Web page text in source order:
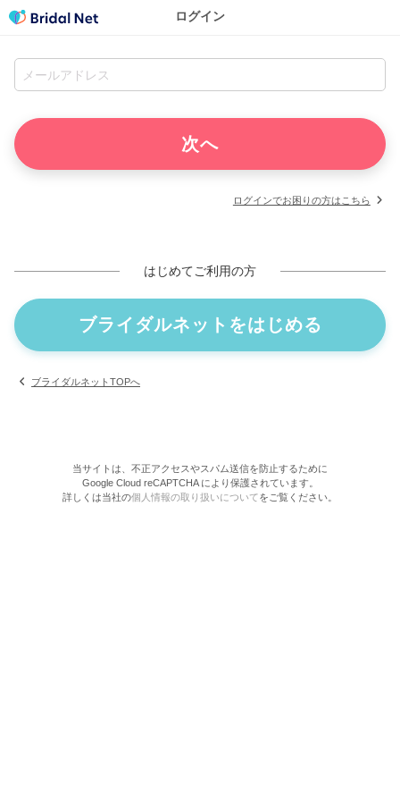
ログイン
ログインでお困りの方はこちら
はじめてご利用の方
ブライダルネットをはじめる
ブライダルネットTOPへ
当サイトは、不正アクセスやスパム送信を防止するために
Google Cloud reCAPTCHA により保護されています。
詳しくは当社の個人情報の取り扱いについてをご覧ください。